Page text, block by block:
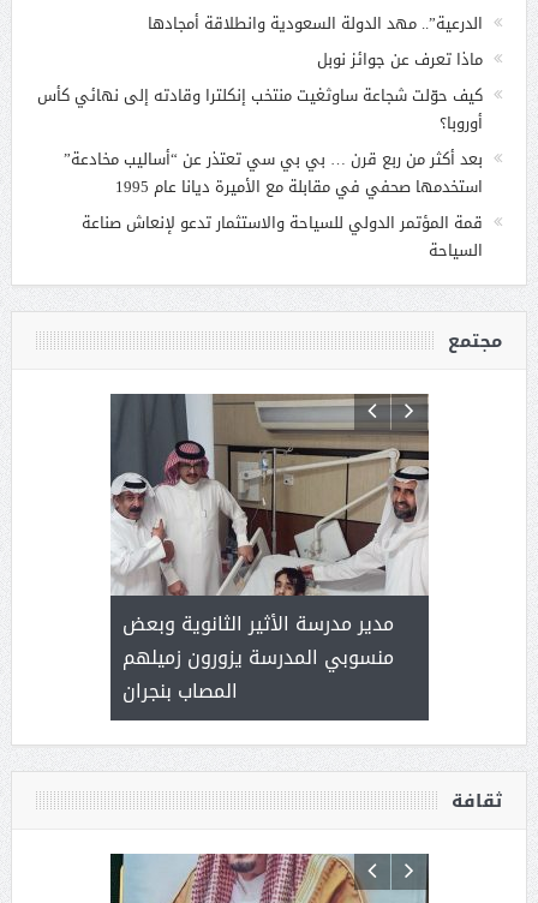
الدرعية”.. مهد الدولة السعودية وانطلاقة أمجادها
ماذا تعرف عن جوائز نوبل
كيف حوّلت شجاعة ساوثغيت منتخب إنكلترا وقادته إلى نهائي كأس
أوروبا؟
بعد أكثر من ربع قرن … بي بي سي تعتذر عن “أساليب مخادعة”
استخدمها صحفي في مقابلة مع الأميرة ديانا عام 1995
قمة المؤتمر الدولي للسياحة والاستثمار تدعو لإنعاش صناعة
السياحة
مجتمع
( محمد
مدير مدرسة الأثير الثانوية وبعض
منسوبي المدرسة يزورون زميلهم
المصاب بنجران
) .. ميراث
ثقافة